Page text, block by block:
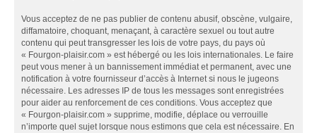
Vous acceptez de ne pas publier de contenu abusif, obscène, vulgaire,
diffamatoire, choquant, menaçant, à caractère sexuel ou tout autre
contenu qui peut transgresser les lois de votre pays, du pays où
« Fourgon-plaisir.com » est hébergé ou les lois internationales. Le faire
peut vous mener à un bannissement immédiat et permanent, avec une
notification à votre fournisseur d’accès à Internet si nous le jugeons
nécessaire. Les adresses IP de tous les messages sont enregistrées
pour aider au renforcement de ces conditions. Vous acceptez que
« Fourgon-plaisir.com » supprime, modifie, déplace ou verrouille
n’importe quel sujet lorsque nous estimons que cela est nécessaire. En